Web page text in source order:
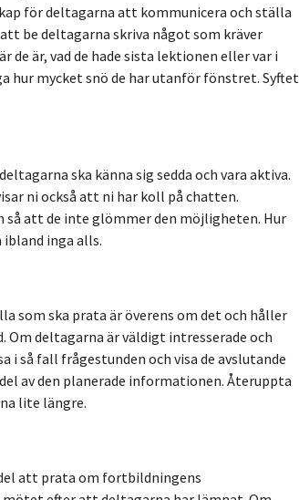
för deltagarna att kommunicera och ställa
be deltagarna skriva något som kräver
är, vad de hade sista lektionen eller var i
hur mycket snö de har utanför fönstret. Syftet
ska känna sig sedda och vara aktiva.
ni också att ni har koll på chatten.
så att de inte glömmer den möjligheten. Hur
inga alls.
som ska prata är överens om det och håller
deltagarna är väldigt intresserade och
så fall frågestunden och visa de avslutande
av den planerade informationen. Återuppta
lite längre.
att prata om fortbildningens